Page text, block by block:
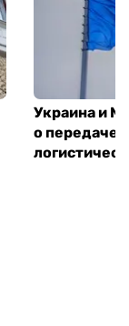
Украина и
о передаче